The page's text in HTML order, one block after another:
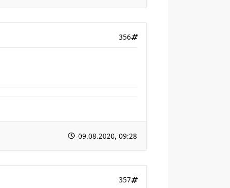
356
09.08.2020, 09:28
357